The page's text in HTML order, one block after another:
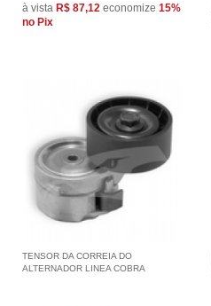
à vista R$ 87,12 economize 15%
no Pix
TENSOR DA CORREIA DO
ALTERNADOR LINEA COBRA